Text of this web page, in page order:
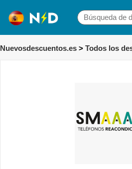
Nuevosdescuentos.es > Todos los